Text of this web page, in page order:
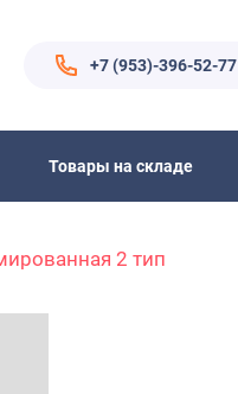
+7 (953)-396-52-77
Товары на складе
2 тип